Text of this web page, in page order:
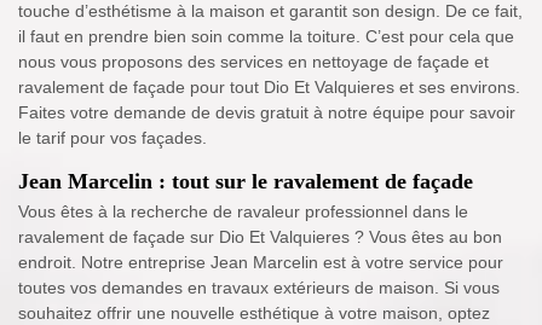
touche d’esthétisme à la maison et garantit son design. De ce fait,
il faut en prendre bien soin comme la toiture. C’est pour cela que
nous vous proposons des services en nettoyage de façade et
ravalement de façade pour tout Dio Et Valquieres et ses environs.
Faites votre demande de devis gratuit à notre équipe pour savoir
le tarif pour vos façades.
Jean Marcelin : tout sur le ravalement de façade
Vous êtes à la recherche de ravaleur professionnel dans le
ravalement de façade sur Dio Et Valquieres ? Vous êtes au bon
endroit. Notre entreprise Jean Marcelin est à votre service pour
toutes vos demandes en travaux extérieurs de maison. Si vous
souhaitez offrir une nouvelle esthétique à votre maison, optez